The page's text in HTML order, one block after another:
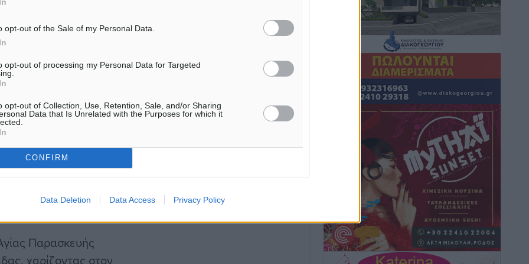
opt-out of the Sale of my Personal Data.
opt-out of processing my Personal Data for Targeted
opt-out of Collection, Use, Retention, Sale, and/or Sharing
Data that Is Unrelated with the Purposes for which it
CONFIRM
Data Deletion Data Access Privacy Policy
Χανίων.
1-2, με τον Λευτέρη
Ελλάδας και τον
μετάλλιο, ενώ στο
του Ο.Φ. Νέας
Κασκάνη του Π.Γ.Σ.
το χρυσό μετάλλιο. Το
Ρεθύμνου) και
Παρασκευής
χαρίζοντας στον
Ρόδος: Τραυματίστηκε 53χρονος
Τοπικές Ειδήσεις• πριν 1 ώρα
Airbnb: Αυξημένα έσοδα στο β’ τρίμηνο
με «όχημα» το Μουντιάλ
• πριν 1 ώρα
Ενίσχυση των υπηρεσιών υγείας στο
αεροδρόμιο της Ρόδου: «Η πολιτική
βούληση είναι η ενίσχυση, όχι η
αφαίρεση»
Τοπικές Ειδήσεις πριν 2 ώρες
Αρνείται τα πάντα ο 53χρονος
φερόμενος ως λογιστής και μιλά για
σκευωρία γνωστών μεταξύ τους